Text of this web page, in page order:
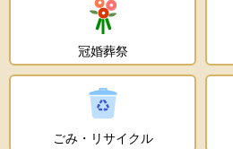
冠婚葬祭
ごみ・リサイクル